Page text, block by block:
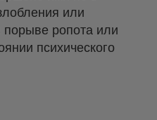
или
порыве ропота или
психического